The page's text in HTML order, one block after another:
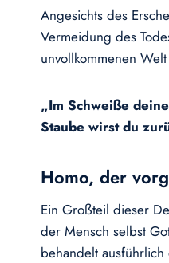
Angesichts des
Vermeidung des
unvollkommenen
„Im Schweiße
Staube wirst du
Homo, der
Ein Großteil dieser
der Mensch selbst
behandelt